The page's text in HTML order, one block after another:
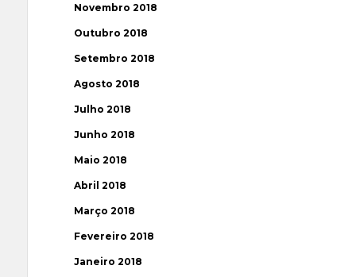
Novembro 2018
Outubro 2018
Setembro 2018
Agosto 2018
Julho 2018
Junho 2018
Maio 2018
Abril 2018
Março 2018
Fevereiro 2018
Janeiro 2018